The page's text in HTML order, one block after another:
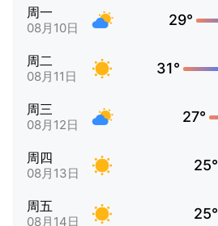
周一
08月10日 29°
周二
08月11日 31°
周三
08月12日 27°
周四
08月13日 25°
周五
08月14日 25°